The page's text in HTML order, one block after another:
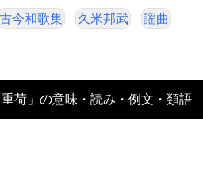
古今和歌集 久米邦武 謡曲
重荷」の意味・読み・例文・類語